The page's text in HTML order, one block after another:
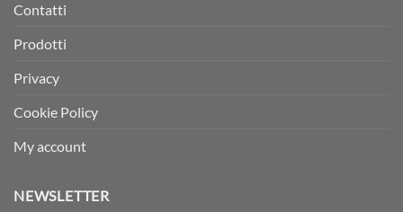
Contatti
Prodotti
Privacy
Cookie Policy
My account
NEWSLETTER